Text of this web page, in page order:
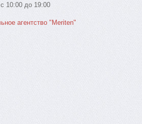
10:00 до 19:00
агентство "Meriten"